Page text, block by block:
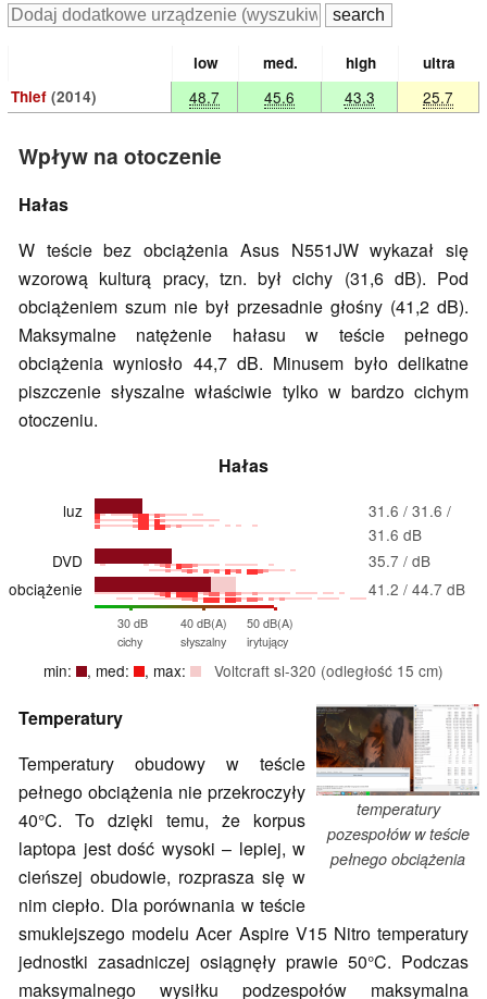
low med. high
ultra
Thief (2014) 48.7 45.6 43.3 25.7
Wpływ na otoczenie
Hałas
W teście bez obciążenia Asus N551JW wykazał się
wzorową kulturą pracy, tzn. był cichy (31,6 dB). Pod
obciążeniem szum nie był przesadnie głośny (41,2 dB).
Maksymalne natężenie hałasu w teście pełnego
obciążenia wyniosło 44,7 dB. Minusem było delikatne
piszczenie słyszalne właściwie tylko w bardzo cichym
otoczeniu.
Hałas
luz
31.6 / 31.6 /
31.6 dB
DVD
35.7 / dB
obciążenie
41.2 / 44.7 dB
30 dB
cichy
40 dB(A)
słyszalny
50 dB(A)
irytujący
min: , med: , max: Voltcraft sl-320 (odległość 15 cm)
temperatury
pozespołów w teście
pełnego obciążenia
Temperatury
Temperatury obudowy w teście
pełnego obciążenia nie przekroczyły
40°C. To dzięki temu, że korpus
laptopa jest dość wysoki – lepiej, w
cieńszej obudowie, rozprasza się w
nim ciepło. Dla porównania w teście
smuklejszego modelu Acer Aspire V15 Nitro temperatury
jednostki zasadniczej osiągnęły prawie 50°C. Podczas
maksymalnego wysiłku podzespołów maksymalna